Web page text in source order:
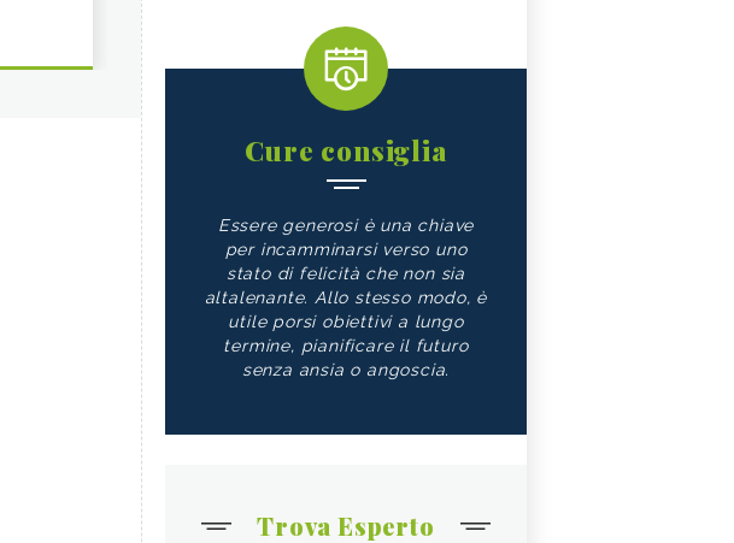
Cure consiglia
Essere generosi è una chiave
per incamminarsi verso uno
stato di felicità che non sia
altalenante. Allo stesso modo, è
utile porsi obiettivi a lungo
termine, pianificare il futuro
senza ansia o angoscia.
Trova Esperto